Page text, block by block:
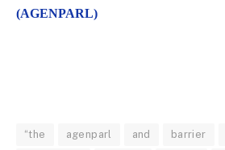
(AGENPARL)
“the agenparl and barrier